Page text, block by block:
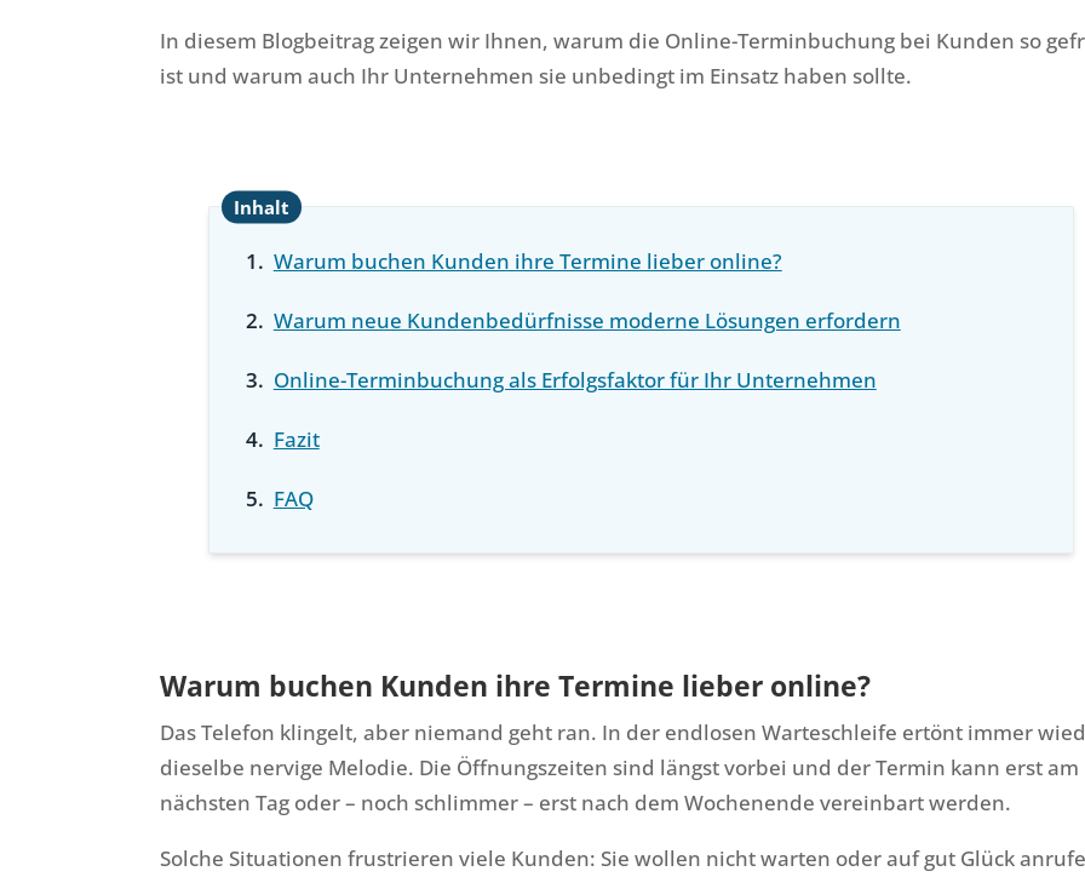
In diesem Blogbeitrag zeigen wir Ihnen, warum die Online-Terminbuchung bei Kunden so
ist und warum auch Ihr Unternehmen sie unbedingt im Einsatz haben sollte.
Warum buchen Kunden ihre Termine lieber online?
Warum neue Kundenbedürfnisse moderne Lösungen erfordern
Online-Terminbuchung als Erfolgsfaktor für Ihr Unternehmen
Fazit
FAQ
Warum buchen Kunden ihre Termine lieber online?
Das Telefon klingelt, aber niemand geht ran. In der endlosen Warteschleife ertönt immer
dieselbe nervige Melodie. Die Öffnungszeiten sind längst vorbei und der Termin kann erst am
nächsten Tag oder – noch schlimmer – erst nach dem Wochenende vereinbart werden.
Solche Situationen frustrieren viele Kunden: Sie wollen nicht warten oder auf gut Glück